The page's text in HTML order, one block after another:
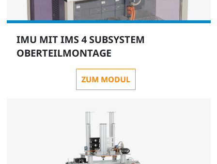
Verdichter, geräuscharm (Kompressor)
SE2902-9L
IMU MIT IMS 4 SUBSYSTEM
OBERTEILMONTAGE
ZUM MODUL